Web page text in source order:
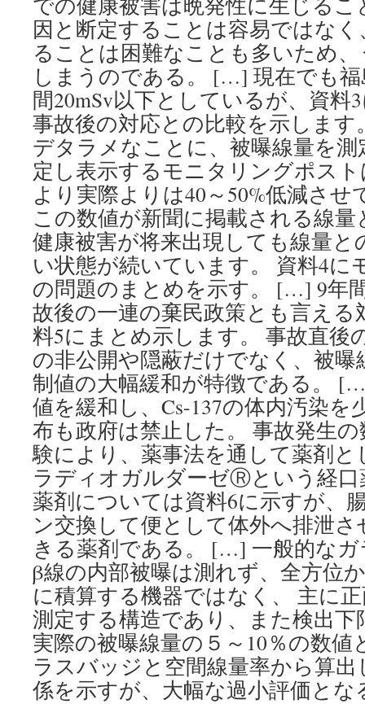
因と断定することは容易ではな
ることは困難なことも多いため
しまうのである。 […] 現在でも
間20mSv以下としているが、資料
事故後の対応との比較を示しま
デタラメなことに、被曝線量を
定し表示するモニタリングポス
より実際よりは40～50%低減さ
この数値が新聞に掲載される線
健康被害が将来出現しても線量と
い状態が続いています。 資料4に
の問題のまとめを示す。 […] 9年
故後の一連の棄民政策とも言える
料5にまとめ示します。 事故直後
の非公開や隠蔽だけでなく、被曝
制値の大幅緩和が特徴である。
値を緩和し、Cs-137の体内汚染を
布も政府は禁止した。 事故発生
験により、薬事法を通して薬剤
ラディオガルダーゼⓇという経
薬剤については資料6に示すが、
ン交換して便として体外へ排泄
きる薬剤である。 […] 一般的な
β線の内部被曝は測れず、全方位
に積算する機器ではなく、 主に
測定する構造であり、また検出
実際の被曝線量の５～10％の数
ラスバッジと空間線量率から算
係を示すが、大幅な過小評価と